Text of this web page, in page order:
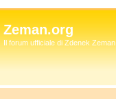
Zeman.org
Il forum ufficiale di Zdenek Zeman